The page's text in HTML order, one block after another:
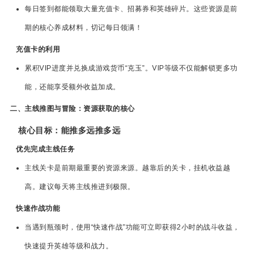
每日签到都能领取大量充值卡、招募券和英雄碎片。这些资源是前
期的核心养成材料，切记每日领满！
充值卡的利用
累积VIP进度并兑换成游戏货币“克玉”。VIP等级不仅能解锁更多功
能，还能享受额外收益加成。
二、主线推图与冒险：资源获取的核心
核心目标：能推多远推多远
优先完成主线任务
主线关卡是前期最重要的资源来源。越靠后的关卡，挂机收益越
高。建议每天将主线推进到极限。
快速作战功能
当遇到瓶颈时，使用“快速作战”功能可立即获得2小时的战斗收益，
快速提升英雄等级和战力。